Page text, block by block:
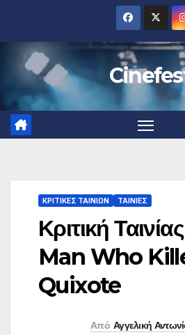
περιεχόμενο
ΚΡΙΤΙΚΕΣ ΤΑΙΝΙΩΝ ΤΑΙΝΙΕΣ
Κριτική
Man Who
Quixote
Από Αγγελική